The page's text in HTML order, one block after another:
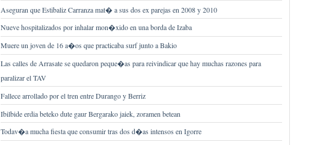
Aseguran que Estibaliz Carranza mat� a sus dos ex parejas en 2008 y 2010
Nueve hospitalizados por inhalar mon�xido en una borda de Izaba
Muere un joven de 16 a�os que practicaba surf junto a Bakio
Las calles de Arrasate se quedaron peque�as para reivindicar que hay muchas razones para
paralizar el TAV
Fallece arrollado por el tren entre Durango y Berriz
Ibilbide erdia beteko dute gaur Bergarako jaiek, zoramen betean
Todav�a mucha fiesta que consumir tras dos d�as intensos en Igorre